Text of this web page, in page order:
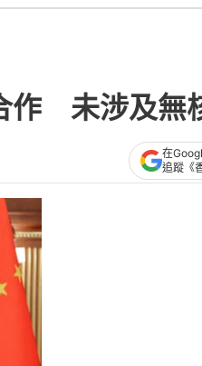
作 未涉及無
在
追蹤《